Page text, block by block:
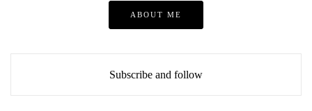
ABOUT ME
Subscribe and follow